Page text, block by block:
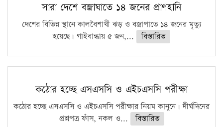
সারা দেশে বজ্রাঘাতে ১৪ জনের প্রাণহানি
দেশের বিভিন্ন স্থানে কালবৈশাখী ঝড় ও বজ্রাপাতে ১৪ জনের মৃত্যু
হয়েছে। গাইবান্ধায় ৫ জন,...
বিস্তারিত
কঠোর হচ্ছে এসএসসি ও এইচএসসি পরীক্ষা
কঠোর হচ্ছে এসএসসি ও এইচএসসি পরীক্ষার নিয়ম কানুনে। দীর্ঘদিনের
প্রশ্নপত্র ফাঁস, নকল ও...
বিস্তারিত